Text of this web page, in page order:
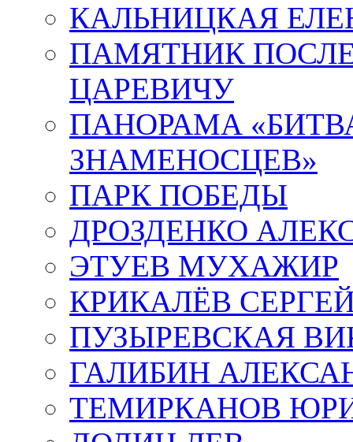
КАЛЬНИЦКАЯ
ПАМЯТНИК
ЦАРЕВИЧУ
ПАНОРАМА
ЗНАМЕНОСЦЕВ»
ПАРК ПОБЕДЫ
ДРОЗДЕНКО
ЭТУЕВ МУХАЖИР
КРИКАЛЁВ
ПУЗЫРЕВСКАЯ
ГАЛИБИН
ТЕМИРКАНОВ